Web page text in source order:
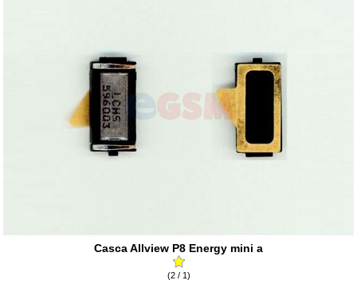
Casca Allview P8 Energy mini a
(2 / 1)